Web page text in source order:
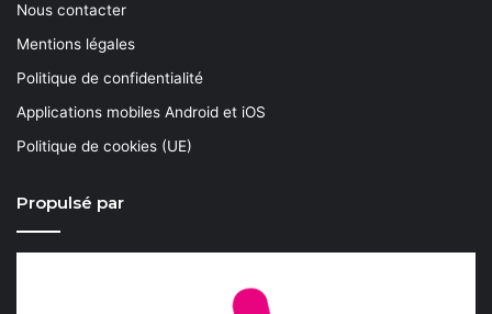
Nous contacter
Mentions légales
Politique de confidentialité
Applications mobiles Android et iOS
Politique de cookies (UE)
Propulsé par